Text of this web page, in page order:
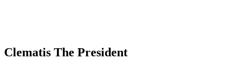
Clematis The President